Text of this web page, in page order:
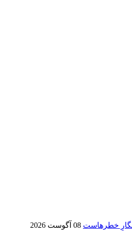
08 آگوست 2026